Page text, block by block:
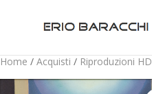
Home / Acquisti / Riproduzioni HD